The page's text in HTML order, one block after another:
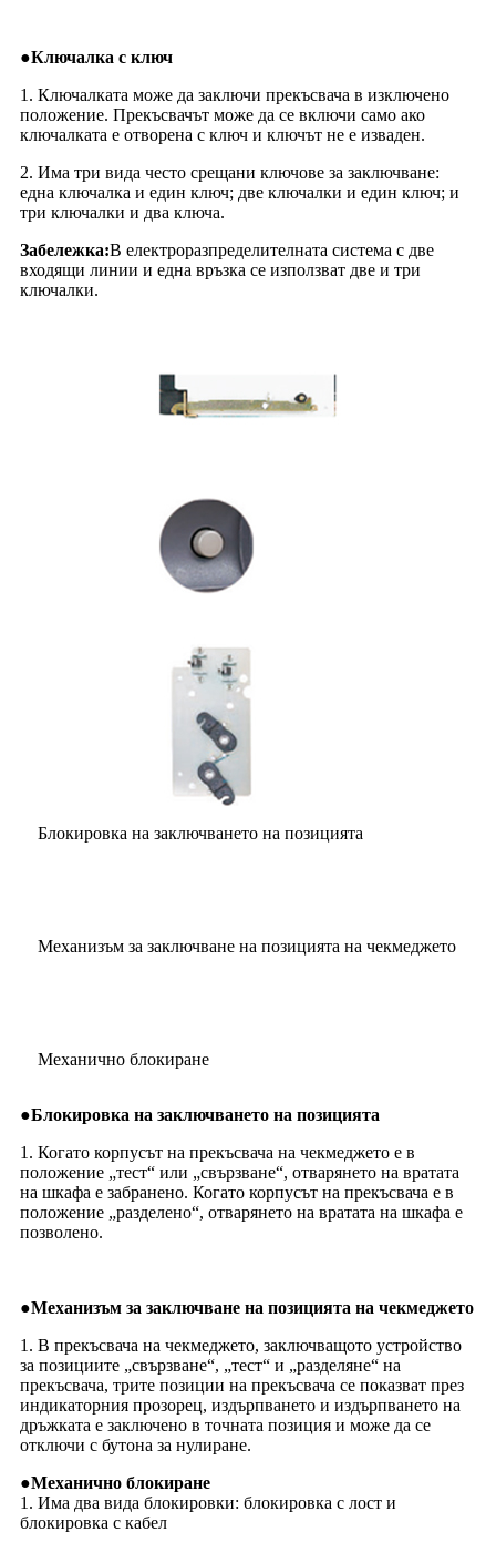
●Ключалка с ключ
1. Ключалката може да заключи прекъсвача в изключено
положение. Прекъсвачът може да се включи само ако
ключалката е отворена с ключ и ключът не е изваден.
2. Има три вида често срещани ключове за заключване:
една ключалка и един ключ; две ключалки и един ключ; и
три ключалки и два ключа.
Забележка:В електроразпределителната система с две
входящи линии и една връзка се използват две и три
ключалки.
Блокировка на заключването на позицията
Механизъм за заключване на позицията на чекмеджето
Механично блокиране
●Блокировка на заключването на позицията
1. Когато корпусът на прекъсвача на чекмеджето е в
положение „тест“ или „свързване“, отварянето на вратата
на шкафа е забранено. Когато корпусът на прекъсвача е в
положение „разделено“, отварянето на вратата на шкафа е
позволено.
●Механизъм за заключване на позицията на чекмеджето
1. В прекъсвача на чекмеджето, заключващото устройство
за позициите „свързване“, „тест“ и „разделяне“ на
прекъсвача, трите позиции на прекъсвача се показват през
индикаторния прозорец, издърпването и издърпването на
дръжката е заключено в точната позиция и може да се
отключи с бутона за нулиране.
●Механично блокиране
1. Има два вида блокировки: блокировка с лост и
блокировка с кабел